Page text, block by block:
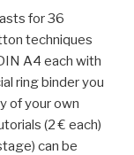
for 36
techniques
A4 each with
ring binder you
of your own
(2 € each)
can be